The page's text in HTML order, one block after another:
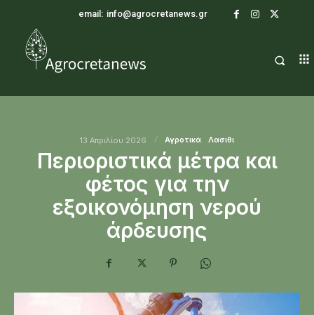
email: info@agrocretanews.gr
13 Απριλίου 2026 Αγροτικά Λασιθι
Περιοριστικά μέτρα και
φέτος για την
εξοικονόμηση νερού
άρδευσης